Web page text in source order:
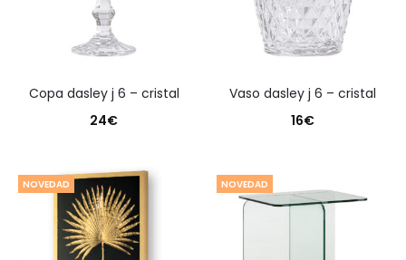
copa dasley j 6 – cristal
24€
vaso dasley j 6 – cristal
16€
NOVEDAD NOVEDAD